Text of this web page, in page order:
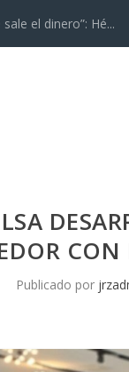
el dinero”: Hé...
Publicado por